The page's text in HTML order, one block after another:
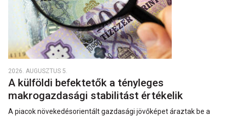
2026. AUGUSZTUS 5.
A külföldi befektetők a tényleges
makrogazdasági stabilitást értékelik
A piacok növekedésorientált gazdasági jövőképet áraztak be a